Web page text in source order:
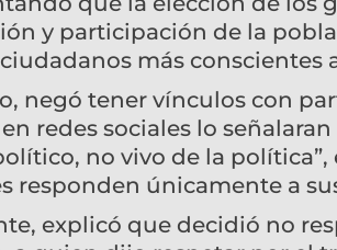
y participación de la
más conscientes
negó tener vínculos con
redes sociales lo
no vivo de la
responden únicamente a
explicó que decidió no